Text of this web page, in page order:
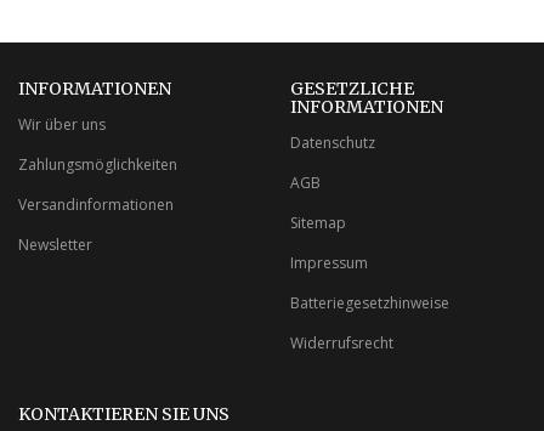
INFORMATIONEN
Wir über uns
Zahlungsmöglichkeiten
Versandinformationen
Newsletter
GESETZLICHE
INFORMATIONEN
Datenschutz
AGB
Sitemap
Impressum
Batteriegesetzhinweise
Widerrufsrecht
KONTAKTIEREN SIE UNS